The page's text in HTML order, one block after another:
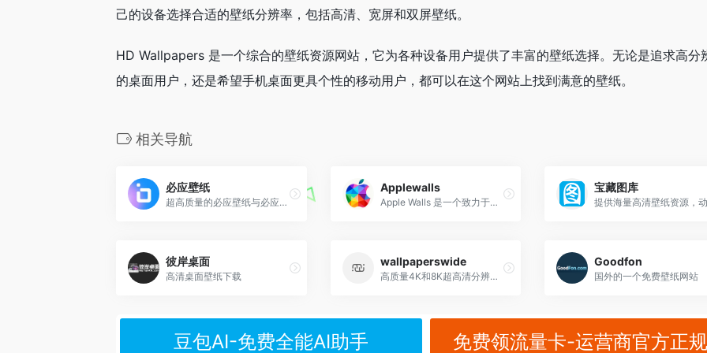
己的设备选择合适的壁纸分辨率，包括高清、宽屏和双屏壁纸。
HD Wallpapers 是一个综合的壁纸资源网站，它为各种设备用户提供了丰富的壁纸选择。无论是追求高分
的桌面用户，还是希望手机桌面更具个性的移动用户，都可以在这个网站上找到满意的壁纸。
相关导航
必应壁纸
超高质量的必应壁纸与必应美图
Applewalls
Apple Walls 是一个致力于汇集和分享苹果官方壁纸的在线资源库，其主要特色是为广大苹果用户提供海量高品质且免费的设备壁纸。
宝藏图库
彼岸桌面
高清桌面壁纸下载
wallpaperswide
高质量4K和8K超高清分辨率壁纸网站
Goodfon
国外的一个免费壁纸网站
豆包AI-免费全能AI助手 免费领流量卡-运营商官方正规